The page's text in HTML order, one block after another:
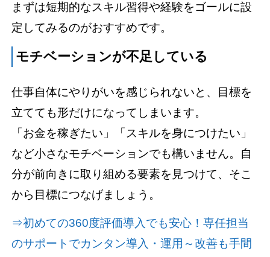
まずは短期的なスキル習得や経験をゴールに設
定してみるのがおすすめです。
モチベーションが不足している
仕事自体にやりがいを感じられないと、目標を
立てても形だけになってしまいます。
「お金を稼ぎたい」「スキルを身につけたい」
など小さなモチベーションでも構いません。自
分が前向きに取り組める要素を見つけて、そこ
から目標につなげましょう。
⇒初めての360度評価導入でも安心！専任担当
のサポートでカンタン導入・運用～改善も手間